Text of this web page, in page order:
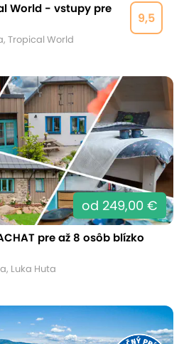
9,5
World - vstupy pre
Tropical World
od 249,00 €
pre až 8 osôb blízko
Luka Huta